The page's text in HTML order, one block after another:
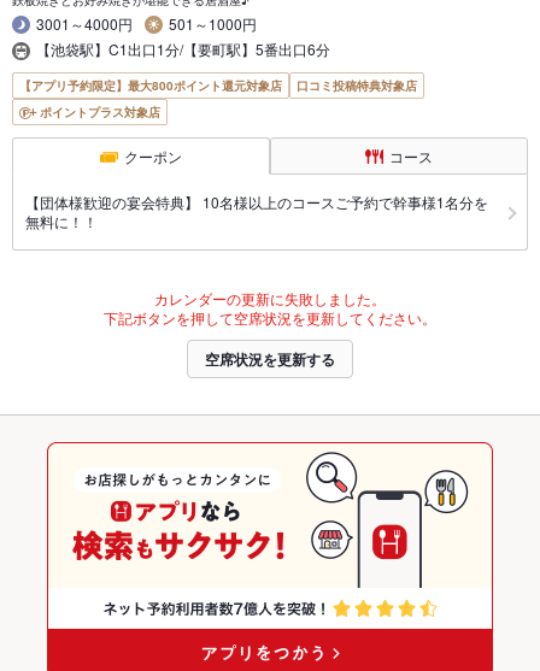
3001～4000円
501～1000円
【池袋駅】C1出口1分/【要町駅】5番出口6分
【アプリ予約限定】最大800ポイント還元対象店
口コミ投稿特典対象店
ポイントプラス対象店
クーポン コース
【団体様歓迎の宴会特典】 10名様以上のコースご予約で幹事様1名分を
無料に！！
カレンダーの更新に失敗しました。
下記ボタンを押して空席状況を更新してください。
空席状況を更新する